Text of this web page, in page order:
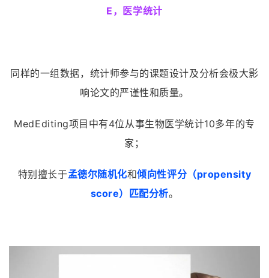
E，医学统计
同样的一组数据，统计师参与的课题设计及分析会极大影
响论文的严谨性和质量。
MedEditing项目中有4位从事生物医学统计10多年的专
家；
特别擅长于孟德尔随机化和倾向性评分（propensity
score）匹配分析。